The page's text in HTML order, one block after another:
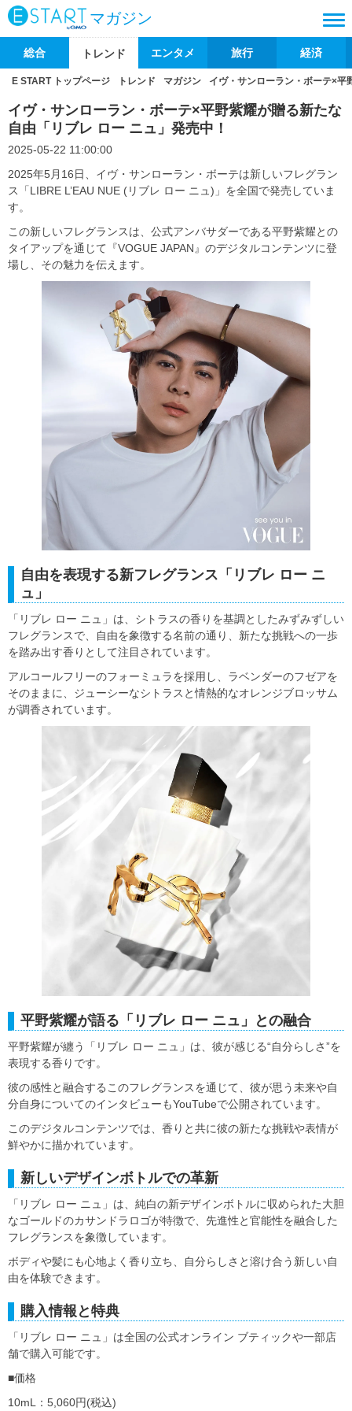
マガジン
総合 トレンド エンタメ 旅行 経済
E START トップページ トレンド マガジン イヴ・サンローラン・ボーテ×平
イヴ・サンローラン・ボーテ×平野紫耀が贈る新たな
自由「リブレ ロー ニュ」発売中！
2025-05-22 11:00:00
2025年5月16日、イヴ・サンローラン・ボーテは新しいフレグラン
ス「LIBRE L’EAU NUE (リブレ ロー ニュ)」を全国で発売していま
す。
この新しいフレグランスは、公式アンバサダーである平野紫耀との
タイアップを通じて『VOGUE JAPAN』のデジタルコンテンツに登
場し、その魅力を伝えます。
自由を表現する新フレグランス「リブレ ロー ニ
ュ」
「リブレ ロー ニュ」は、シトラスの香りを基調としたみずみずしい
フレグランスで、自由を象徴する名前の通り、新たな挑戦への一歩
を踏み出す香りとして注目されています。
アルコールフリーのフォーミュラを採用し、ラベンダーのフゼアを
そのままに、ジューシーなシトラスと情熱的なオレンジブロッサム
が調香されています。
平野紫耀が語る「リブレ ロー ニュ」との融合
平野紫耀が纏う「リブレ ロー ニュ」は、彼が感じる“自分らしさ”を
表現する香りです。
彼の感性と融合するこのフレグランスを通じて、彼が思う未来や自
分自身についてのインタビューもYouTubeで公開されています。
このデジタルコンテンツでは、香りと共に彼の新たな挑戦や表情が
鮮やかに描かれています。
新しいデザインボトルでの革新
「リブレ ロー ニュ」は、純白の新デザインボトルに収められた大胆
なゴールドのカサンドラロゴが特徴で、先進性と官能性を融合した
フレグランスを象徴しています。
ボディや髪にも心地よく香り立ち、自分らしさと溶け合う新しい自
由を体験できます。
購入情報と特典
「リブレ ロー ニュ」は全国の公式オンライン ブティックや一部店
舗で購入可能です。
■価格
10mL：5,060円(税込)